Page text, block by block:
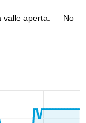
valle aperta: No